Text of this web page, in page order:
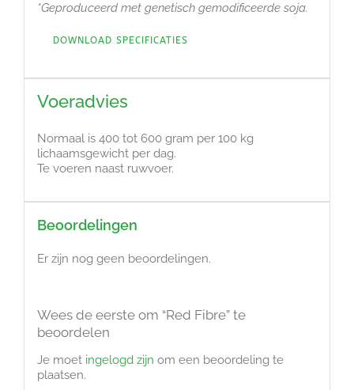
*Geproduceerd met genetisch gemodificeerde soja.
DOWNLOAD SPECIFICATIES
Voeradvies
Normaal is 400 tot 600 gram per 100 kg
lichaamsgewicht per dag.
Te voeren naast ruwvoer.
Beoordelingen
Er zijn nog geen beoordelingen.
Wees de eerste om “Red Fibre” te
beoordelen
Je moet ingelogd zijn om een beoordeling te
plaatsen.